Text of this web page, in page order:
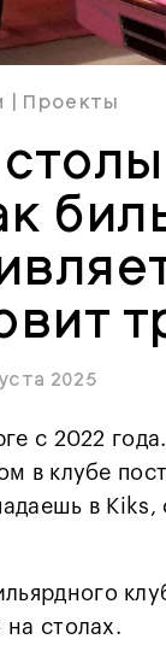
Проекты
2025
с 2022
в клубе
в
на столах.